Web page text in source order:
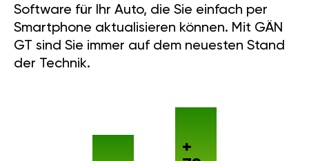
Software für Ihr Auto, die Sie einfach per
Smartphone aktualisieren können. Mit GÄN
GT sind Sie immer auf dem neuesten Stand
der Technik.
+